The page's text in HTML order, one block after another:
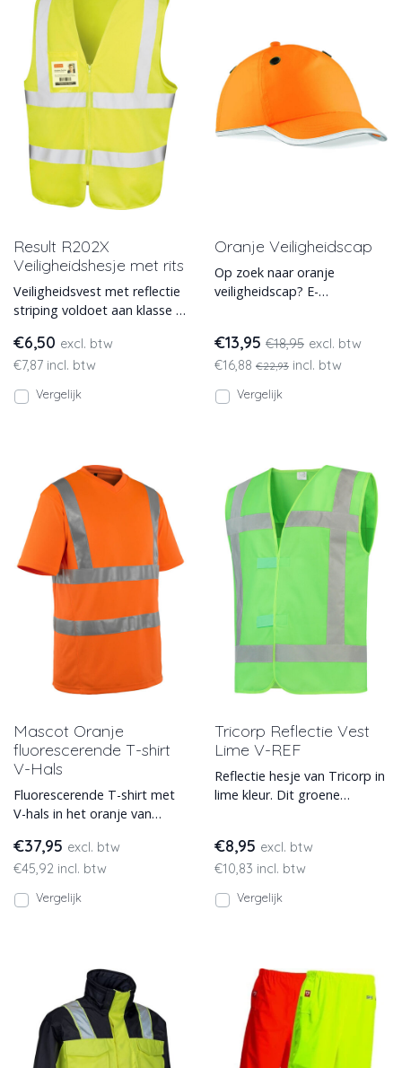
Result R202X
Veiligheidshesje met rits
Veiligheidsvest met reflectie
striping voldoet aan klasse 2
zichtbaarheid. In 2 kleur
€6,50 excl. btw
€7,87 incl. btw
Vergelijk
Oranje Veiligheidscap
Op zoek naar oranje
veiligheidscap? E-
aanbod hoge
€13,95 €18,95 excl. btw
€16,88 €22,93 incl. btw
Vergelijk
Mascot Oranje
fluorescerende T-shirt
V-Hals
Fluorescerende T-shirt met
V-hals in het oranje van
T-shirt heeft elasti
€37,95 excl. btw
€45,92 incl. btw
Vergelijk
Tricorp Reflectie Vest
Lime V-REF
Reflectie hesje van Tricorp in
lime kleur. Dit groene
€8,95 excl. btw
€10,83 incl. btw
Vergelijk